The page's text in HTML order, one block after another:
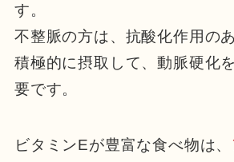
す。
不整脈の方は、抗酸化作用の
積極的に摂取して、動脈硬化
要です。
ビタミンEが豊富な食べ物は、